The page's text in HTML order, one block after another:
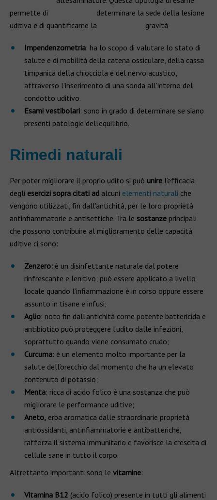
permette di determinare la sede della lesione
uditiva e di quantificarne la gravità
Impendenzometria: ha lo scopo di valutare lo stato di
salute e di mobilità della catena ossiculare, della cassa
timpanica della chiocciola e del nervo acustico,
attraverso l’inserimento di una sonda all’interno del
condotto uditivo.
Esami vestibolari: sono in grado di determinare se siano
presenti patologie dell’equilibrio.
Rimedi naturali
Per poter migliorare il proprio udito si può unire l’efficacia
degli esercizi sopra citati ad alcuni elementi naturali che
vengono utilizzati, fin dall'antichità, per le loro proprietà
antinfiammatorie e antisettiche. Tra le sostanze principali
che possono contribuire al miglioramento delle capacità
uditive ci sono:
Zenzero: è un disinfettante naturale dal potere
rinfrescante e lenitivo; può essere applicato a livello
locale quando l’infiammazione è in corso oppure essere
assunto in tisane e infusi;
Aglio: noto fin dall’antichità come potente battericida e
antibiotico può proteggere l’udito dalle infezioni,
soprattutto quando viene consumato crudo;
Curcuma: è un elemento molto importante per la
salute dell’orecchio dal momento che ha un elevato
contenuto di potassio;
Menta: ricca di acido folico è una sostanza che può
migliorare le performance uditive;
Aneto, erba aromatica dalle straordinarie proprietà
antiossidanti, antinfiammatorie e antibatteriche,
rafforza il sistema immunitario e favorisce la crescita di
cellule sane in tutto il corpo.
Altrettanto importanti sono le vitamine:
Vitamina B12 (acido folico) presente in tutti gli alimenti